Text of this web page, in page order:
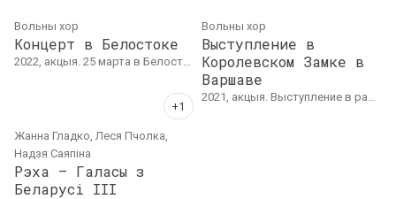
Вольны хор
Концерт в Белостоке
2022, акцыя. 25 марта в Белостокском театре кукол состоялся специальный концерт в честь Дня Воли, гостями которого стали лидеры беларусских демократических сил Светлана Тихановская и Павел Латушко. Торжества по случаю Дня Воли в Белостоке проходили под лозунгом "За нашу и вашу свободу", являясь выражением поддержки и солидарности с Украиной.
Вольны хор
Выступление в
Королевском Замке в
Варшаве
2021, акцыя. Выступление в рамках Музыкальных садов во дворе Королевского замка в Варшаве. Группа исполнила исторические гимны беларусов, отсылающие к патриотическим традициям.
Жанна Гладко, Леся Пчолка,
Надзя Саяпiна
Рэха – Галасы з
Беларусі III